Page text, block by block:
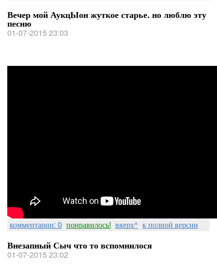
Вечер мой АукцЫон жуткое старье. но люблю эту
песню
01-07-2015 23:03
комментарии: 0 понравилось! вверх^ к полной версии
Внезапный Сыч что то вспомнилося
01-07-2015 23:02